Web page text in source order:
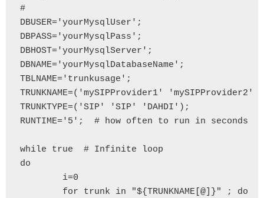
#
DBUSER='yourMysqlUser';
DBPASS='yourMysqlPass';
DBHOST='yourMysqlServer';
DBNAME='yourMysqlDatabaseName';
TBLNAME='trunkusage';
TRUNKNAME=('mySIPProvider1'
TRUNKTYPE=('SIP' 'SIP' 'DAHDI');
RUNTIME='5';  # how often to run in seconds
while true  # Infinite loop
do
        i=0
        for trunk in "${TRUNKNAME[@]}" ; do